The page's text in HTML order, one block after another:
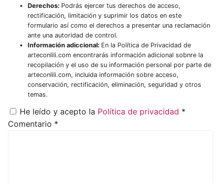
Comentario *
Derechos: Podrás ejercer tus derechos de acceso,
rectificación, limitación y suprimir los datos en este
formulario así como el derechos a presentar una reclamación
ante una autoridad de control.
Información adiccional: En la Política de Privacidad de
arteconlili.com encontrarás información adicional sobnre la
recopilación y el uso de su información personal por parte de
arteconlili.com, incluida información sobre acceso,
conservación, rectificación, eliminación, seguridad y otros
temas.
He leído y acepto la Política de privacidad *